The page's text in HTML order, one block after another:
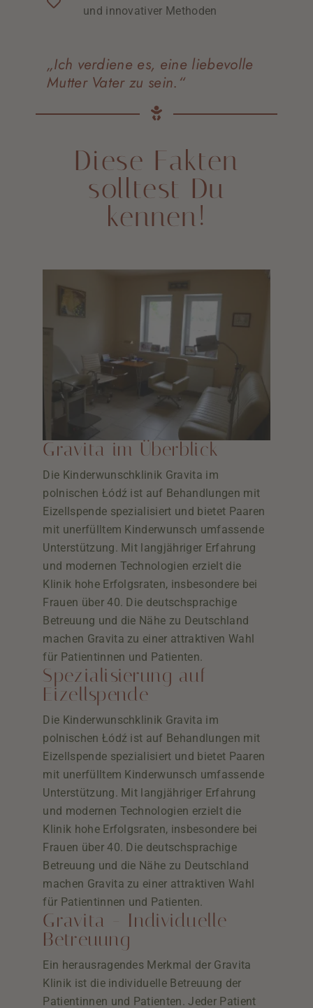
und innovativer Methoden
„Ich verdiene es, eine liebevolle
Mutter Vater zu sein.“
Diese Fa kten
solltest Du
kennen!
Gravita im Überblick
Die Kinderwunschklinik Gravita im
polnischen Łódź ist auf Behandlungen mit
Eizellspende spezialisiert und bietet Paaren
mit unerfülltem Kinderwunsch umfassende
Unterstützung. Mit langjähriger Erfahrung
und modernen Technologien erzielt die
Klinik hohe Erfolgsraten, insbesondere bei
Frauen über 40. Die deutschsprachige
Betreuung und die Nähe zu Deutschland
machen Gravita zu einer attraktiven Wahl
für Patientinnen und Patienten.
Spezialisierung auf
Eizellspende
Die Kinderwunschklinik Gravita im
polnischen Łódź ist auf Behandlungen mit
Eizellspende spezialisiert und bietet Paaren
mit unerfülltem Kinderwunsch umfassende
Unterstützung. Mit langjähriger Erfahrung
und modernen Technologien erzielt die
Klinik hohe Erfolgsraten, insbesondere bei
Frauen über 40. Die deutschsprachige
Betreuung und die Nähe zu Deutschland
machen Gravita zu einer attraktiven Wahl
für Patientinnen und Patienten.
Gravita - Individuelle
Betreuung
Ein herausragendes Merkmal der Gravita
Klinik ist die individuelle Betreuung der
Patientinnen und Patienten. Jeder Patient